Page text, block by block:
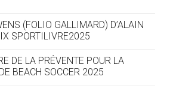
M'A INSPIRÉ POUR
PERSONNAGE »
(FOLIO GALLIMARD) D’ALAIN
SPORTILIVRE2025
DE LA PRÉVENTE POUR LA
BEACH SOCCER 2025